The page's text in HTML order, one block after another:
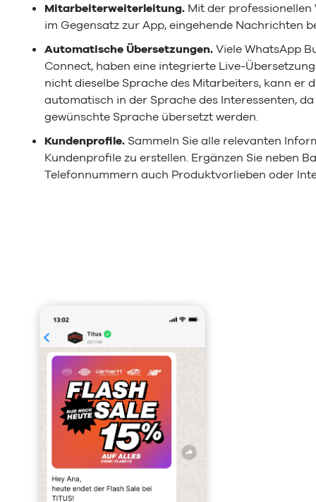
Mitarbeiterweiterleitung. Mit der professionellen
im Gegensatz zur App, eingehende Nachrichten
Automatische Übersetzungen.Viele WhatsApp
Connect, haben eine integrierte Live-
nicht dieselbe Sprache des Mitarbeiters, kann er
automatisch in der Sprache des Interessenten,
gewünschte Sprache übersetzt werden.
Kundenprofile. Sammeln Sie alle relevanten
Kundenprofile zu erstellen. Ergänzen Sie neben
Telefonnummern auch Produktvorlieben oder